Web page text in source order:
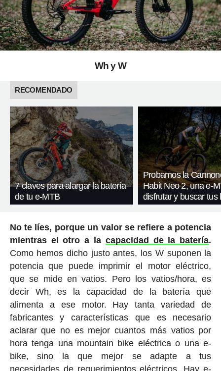
Wh y W
RECOMENDADO
7 claves para alargar la batería
de tu e-MTB
Probamos la
Habit Neo 2, una e-
disfrutar y buscar tus
No te líes, porque un valor se refiere a potencia
mientras el otro a la capacidad de la batería.
Como hemos dicho justo antes, los W suponen la
potencia que puede imprimir el motor eléctrico,
que se mide en vatios. Pero los vatios/hora, es
decir Wh, es la capacidad de la batería que
alimenta a ese motor. Hay tanta variedad de
fabricantes y características que es necesario
aclarar que no es mejor cuantos más vatios por
hora tenga una mountain bike eléctrica o una e-
bike, sino la que mejor se adapte a tus
necesidades de requerimientos eléctricos. Hay e-